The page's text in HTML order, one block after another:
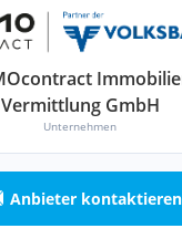
Vermittlung GmbH
Unternehmen
Anbieter kontaktieren